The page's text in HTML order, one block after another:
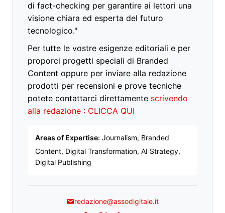
di fact-checking per garantire ai lettori una
visione chiara ed esperta del futuro
tecnologico."
Per tutte le vostre esigenze editoriali e per
proporci progetti speciali di Branded
Content oppure per inviare alla redazione
prodotti per recensioni e prove tecniche
potete contattarci direttamente scrivendo
alla redazione : CLICCA QUI
Areas of Expertise: Journalism, Branded
Content, Digital Transformation, AI Strategy,
Digital Publishing
redazione@assodigitale.it